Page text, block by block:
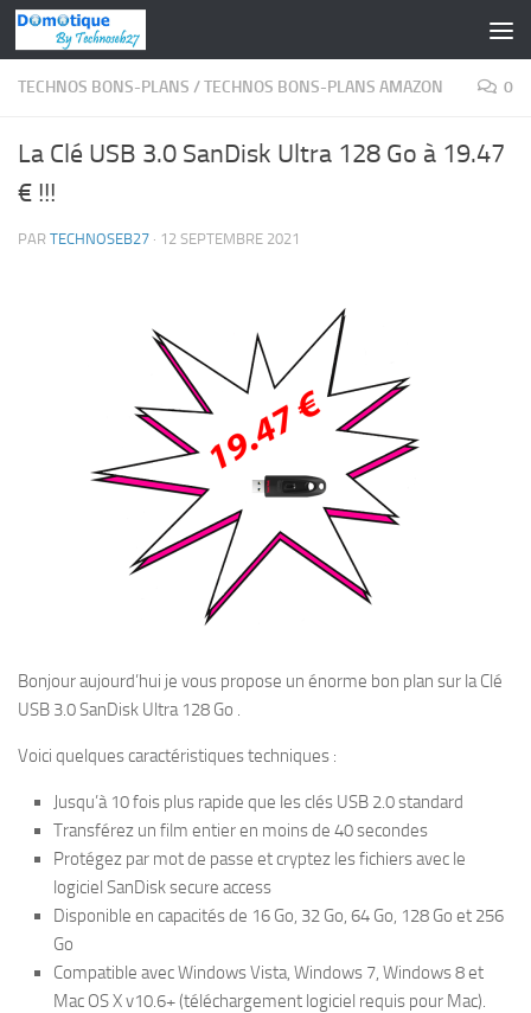
Skip to content
TECHNOS BONS-PLANS /TECHNOS BONS-PLANS AMAZON 0
La Clé USB 3.0 SanDisk Ultra 128 Go à 19.47
€ !!!
PAR TECHNOSEB27 · 12 SEPTEMBRE 2021
Bonjour aujourd’hui je vous propose un énorme bon plan sur la Clé
USB 3.0 SanDisk Ultra 128 Go .
Voici quelques caractéristiques techniques :
Jusqu’à 10 fois plus rapide que les clés USB 2.0 standard
Transférez un film entier en moins de 40 secondes
Protégez par mot de passe et cryptez les fichiers avec le
logiciel SanDisk secure access
Disponible en capacités de 16 Go, 32 Go, 64 Go, 128 Go et 256
Go
Compatible avec Windows Vista, Windows 7, Windows 8 et
Mac OS X v10.6+ (téléchargement logiciel requis pour Mac).